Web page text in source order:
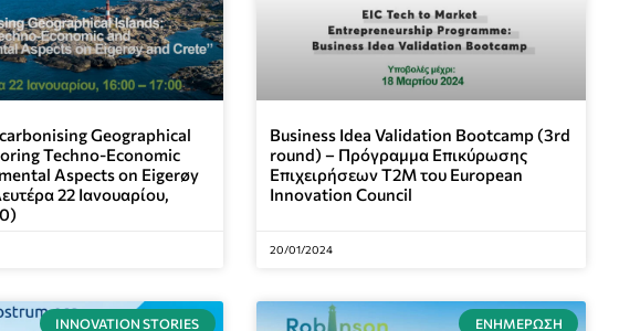
Geographical
Techno-Economic
Aspects on Eigerøy
22 Ιανουαρίου,
Business Idea Validation Bootcamp (3rd
round) – Πρόγραμμα Επικύρωσης
Επιχειρήσεων T2M του European
Innovation Council
20/01/2024
INNOVATION STORIES ΕΝΗΜΈΡΩΣΗ